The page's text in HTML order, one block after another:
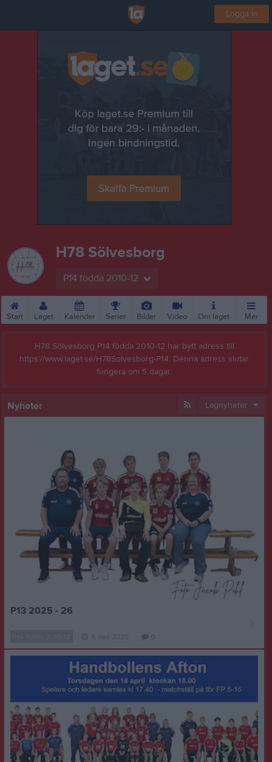
Logga in
H78 Sölvesborg
P14 födda 2010-12
Start Laget Kalender Serier Bilder Video Om laget Mer
H78 Sölvesborg P14 födda 2010-12 har bytt adress till
https://www.laget.se/H78Solvesborg-P14. Denna adress slutar
fungera om 5 dagar.
Nyheter Lagnyheter
P13 2025 - 26
..